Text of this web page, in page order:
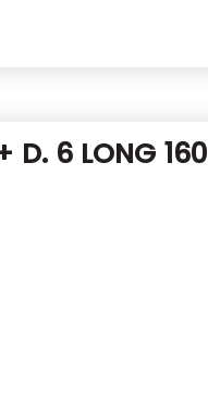
D. 6 LONG 160